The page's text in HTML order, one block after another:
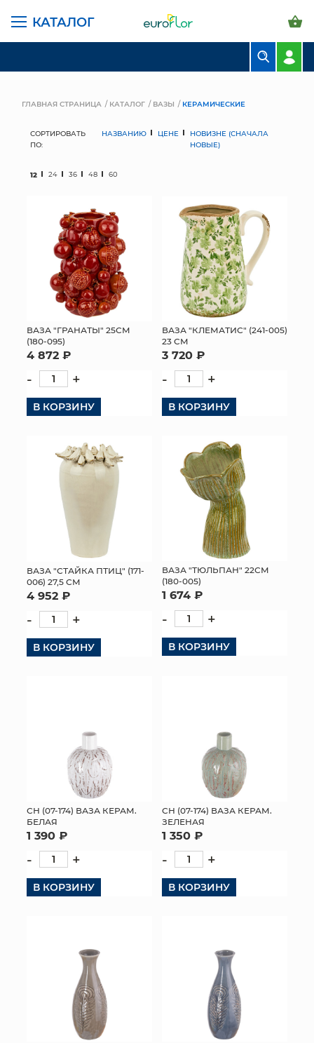
КАТАЛОГ
ГОРШКИ И КАШПО
ГРУНТЫ И УДОБРЕНИЯ
ПРЕДМЕТЫ ИНТЕРЬЕРА
МЯГКИЕ ИГРУШКИ
КОРЗИНЫ
ЯЩИКИ
ИСКУССТВЕННЫЕ ЦВЕТЫ
ПАКЕТЫ И СУМКИ
ПОДАРОЧНЫЕ КАРТЫ
ОПТОВЫМ КЛИЕНТАМ
ДОСТАВКА И ОПЛАТА
КОНТАКТЫ
ГЛАВНАЯ СТРАНИЦА КАТАЛОГ ВАЗЫ КЕРАМИЧЕСКИЕ
СОРТИРОВАТЬ
ПО:
НАЗВАНИЮ ЦЕНЕ
НОВИЗНЕ (СНАЧАЛА
НОВЫЕ)
12 24 36 48 60
ВАЗА "ГРАНАТЫ" 25СМ
(180-095)
4 872 ₽
- +
В КОРЗИНУ
ВАЗА "КЛЕМАТИС" (241-005)
23 СМ
3 720 ₽
- +
В КОРЗИНУ
ВАЗА "СТАЙКА ПТИЦ" (171-
006) 27,5 СМ
4 952 ₽
- +
В КОРЗИНУ
ВАЗА "ТЮЛЬПАН" 22СМ
(180-005)
1 674 ₽
- +
В КОРЗИНУ
СН (07-174) ВАЗА КЕРАМ.
БЕЛАЯ
1 390 ₽
- +
В КОРЗИНУ
СН (07-174) ВАЗА КЕРАМ.
ЗЕЛЕНАЯ
1 350 ₽
- +
В КОРЗИНУ